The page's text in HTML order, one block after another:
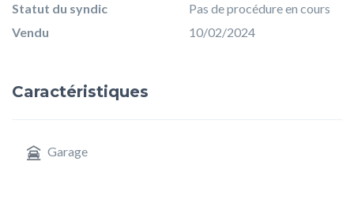
Statut du syndic
Pas de procédure en cours
Vendu
10/02/2024
Caractéristiques
Garage